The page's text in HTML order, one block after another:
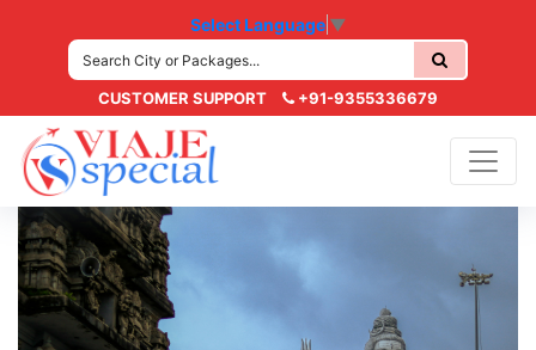
Select Language ▼
CUSTOMER SUPPORT +91-9355336679